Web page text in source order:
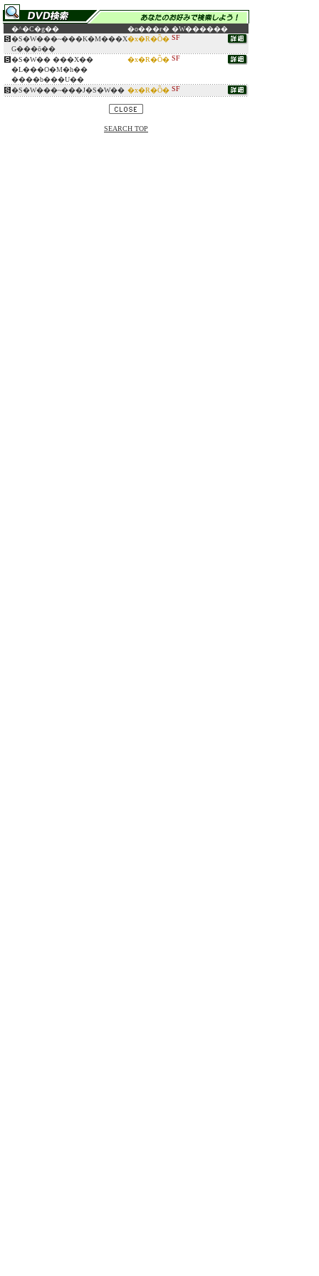
�^�C�g�� �o���ғ� �W������
�S�W���~���K�M���X
G���ō��
�x�R�Ȍ� SF
�S�W�� ���X��
�L���O�M�h��
����b���U��
�x�R�Ȍ� SF
�S�W���~���J�S�W�� �x�R�Ȍ� SF
SEARCH TOP